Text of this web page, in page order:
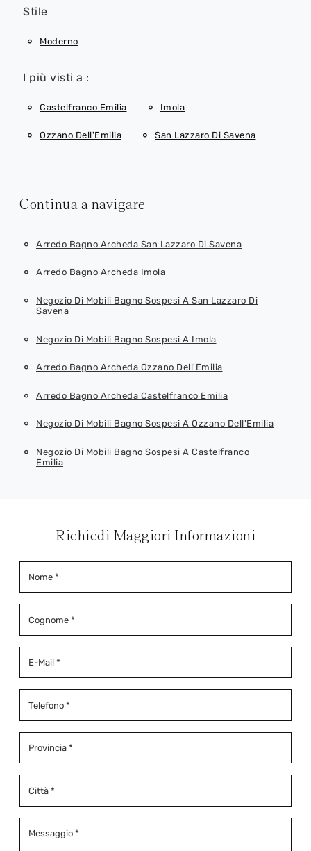
Stile
Moderno
I più visti a :
Castelfranco Emilia Imola
Ozzano Dell'Emilia San Lazzaro Di Savena
Continua a navigare
Arredo Bagno Archeda San Lazzaro Di Savena
Arredo Bagno Archeda Imola
Negozio Di Mobili Bagno Sospesi A San Lazzaro Di
Savena
Negozio Di Mobili Bagno Sospesi A Imola
Arredo Bagno Archeda Ozzano Dell'Emilia
Arredo Bagno Archeda Castelfranco Emilia
Negozio Di Mobili Bagno Sospesi A Ozzano Dell'Emilia
Negozio Di Mobili Bagno Sospesi A Castelfranco
Emilia
Richiedi Maggiori Informazioni